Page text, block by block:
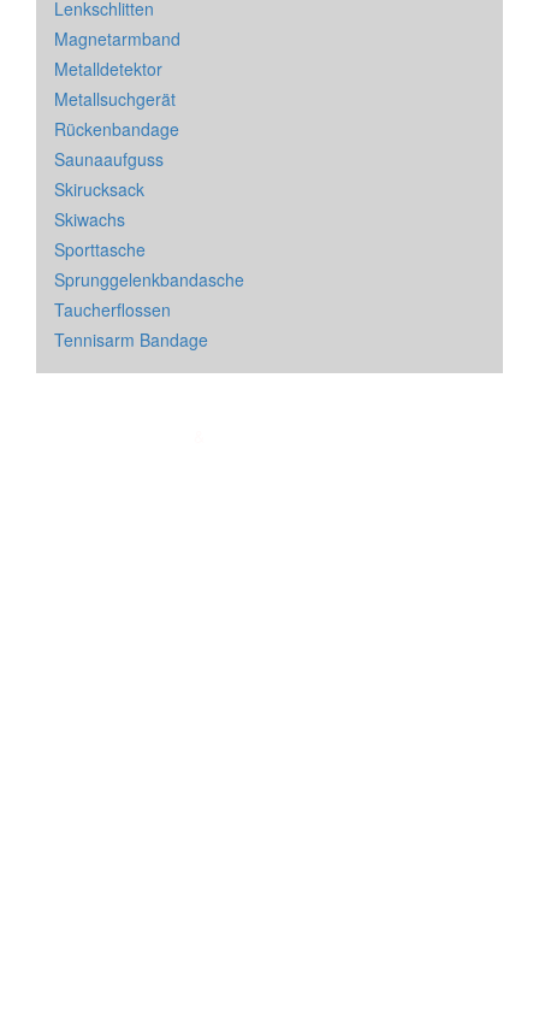
Lenkschlitten
Magnetarmband
Metalldetektor
Metallsuchgerät
Rückenbandage
Saunaaufguss
Skirucksack
Skiwachs
Sporttasche
Sprunggelenkbandasche
Taucherflossen
Tennisarm Bandage